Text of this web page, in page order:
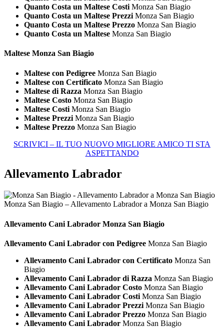
Quanto Costa un Maltese Costi Monza San Biagio
Quanto Costa un Maltese Prezzi Monza San Biagio
Quanto Costa un Maltese Prezzo Monza San Biagio
Quanto Costa un Maltese Monza San Biagio
Maltese Monza San Biagio
Maltese con Pedigree Monza San Biagio
Maltese con Certificato Monza San Biagio
Maltese di Razza Monza San Biagio
Maltese Costo Monza San Biagio
Maltese Costi Monza San Biagio
Maltese Prezzi Monza San Biagio
Maltese Prezzo Monza San Biagio
SCRIVICI – IL TUO NUOVO MIGLIORE AMICO TI STA
ASPETTANDO
Allevamento Labrador
Monza San Biagio – Allevamento Labrador a Monza San Biagio
Allevamento Cani Labrador Monza San Biagio
Allevamento Cani Labrador con Pedigree Monza San Biagio
Allevamento Cani Labrador con Certificato Monza San
Biagio
Allevamento Cani Labrador di Razza Monza San Biagio
Allevamento Cani Labrador Costo Monza San Biagio
Allevamento Cani Labrador Costi Monza San Biagio
Allevamento Cani Labrador Prezzi Monza San Biagio
Allevamento Cani Labrador Prezzo Monza San Biagio
Allevamento Cani Labrador Monza San Biagio